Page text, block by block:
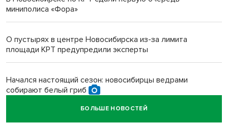
миниполиса «Фора»
О пустырях в центре Новосибирска из-за лимита
площади КРТ предупредили эксперты
Начался настоящий сезон: новосибирцы ведрами
собирают белый гриб
БОЛЬШЕ НОВОСТЕЙ